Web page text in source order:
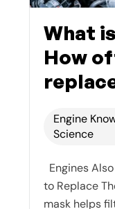
What
How
Engine
Science
Engines
to Replace
mask helps